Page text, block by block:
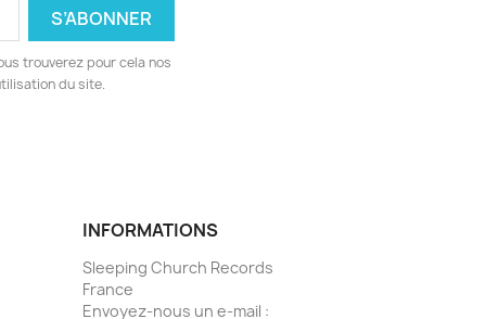
trouverez pour cela nos
du site.
INFORMATIONS
Sleeping Church Records
France
Envoyez-nous un e-mail :